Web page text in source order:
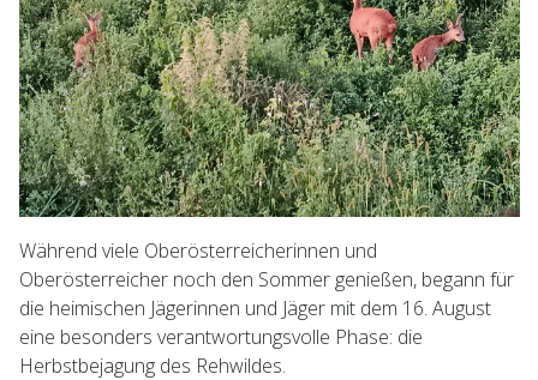
Während viele Oberösterreicherinnen und
Oberösterreicher noch den Sommer genießen, begann für
die heimischen Jägerinnen und Jäger mit dem 16. August
eine besonders verantwortungsvolle Phase: die
Herbstbejagung des Rehwildes.